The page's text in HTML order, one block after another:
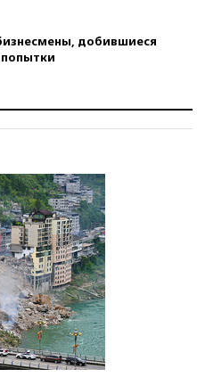
добившиеся
попытки